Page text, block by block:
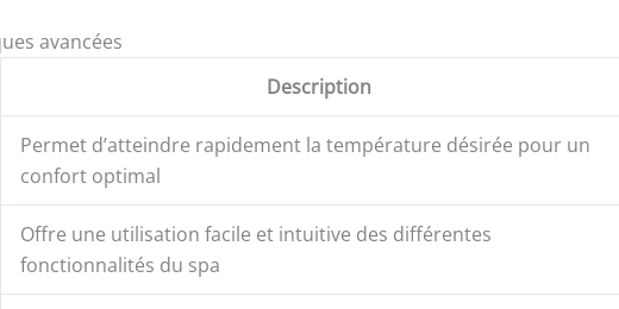
avancées
Description
Permet d’atteindre rapidement la température désirée pour un
confort optimal
Offre une utilisation facile et intuitive des différentes
fonctionnalités du spa